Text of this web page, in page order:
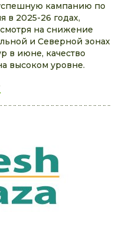
кампанию по
в 2025-26 годах,
на снижение
и Северной зонах
в июне, качество
высоком уровне.